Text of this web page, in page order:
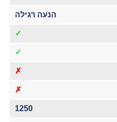
הנעה רגילה
✓
✓
✗
✗
1250